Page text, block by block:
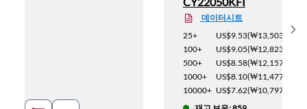
데이터시트
25+
US$9.53(₩13,503
100+
US$9.05(₩12,823
500+
US$8.58(₩12,157
1000+
US$8.10(₩11,477
10000+ US$7.62(₩10,797